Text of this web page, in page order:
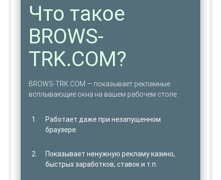
Что такое
BROWS-
TRK.COM?
BROWS-TRK.COM — показывает рекламные
всплывающие окна на вашем рабочем столе.
Работает даже при незапущенном
браузере.
Показывает ненужную рекламу казино,
быстрых заработков, ставок и т.п.